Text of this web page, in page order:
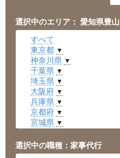
選択中のエリア： 愛知県豊
すべて
東京都 ▼
神奈川県 ▼
千葉県 ▼
埼玉県 ▼
大阪府 ▼
兵庫県 ▼
京都府 ▼
宮城県 ▼
福井県 ▼
岡山県 ▼
選択中の職種：家事代行